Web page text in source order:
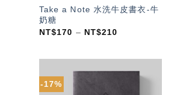
Take a Note 水洗牛皮書衣-牛
奶糖
NT$170 – NT$210
-17%